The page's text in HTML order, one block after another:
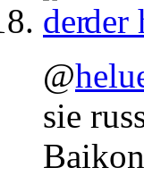
der
@
sie